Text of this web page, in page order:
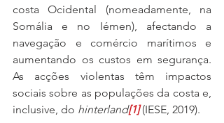
costa Ocidental (nomeadamente, na
Somália e no Iémen), afectando a
navegação e comércio marítimos e
aumentando os custos em segurança.
As acções violentas têm impactos
sociais sobre as populações da costa e,
inclusive, do hinterland[1] (IESE, 2019).